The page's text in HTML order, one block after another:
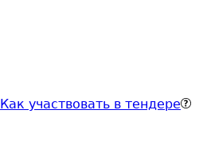
Как участвовать в тендере